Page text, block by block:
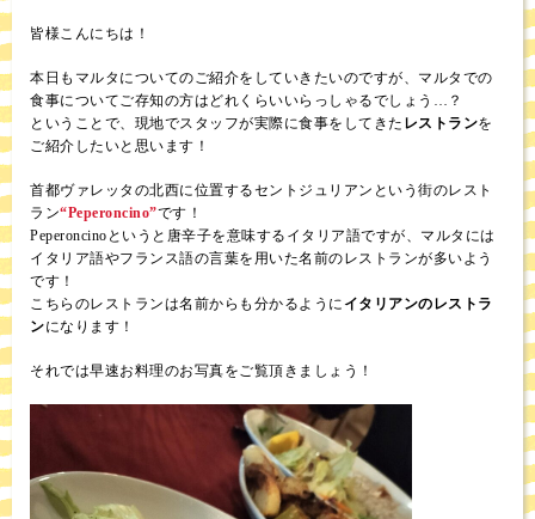
皆様こんにちは！
本日もマルタについてのご紹介をしていきたいのですが、マルタでの
食事についてご存知の方はどれくらいいらっしゃるでしょう…？
ということで、現地でスタッフが実際に食事をしてきた レストランを
ご紹介したいと思います！
首都ヴァレッタの北西に位置するセントジュリアンという街のレスト
ラン“Peperoncino”です！
Peperoncinoというと唐辛子を意味するイタリア語ですが、マルタには
イタリア語やフランス語の言葉を用いた名前のレストランが多いよう
です！
こちらのレストランは名前からも分かるように イタリアンのレストラ
ンになります！
それでは早速お料理のお写真をご覧頂きましょう！